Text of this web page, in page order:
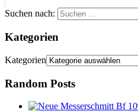
Suchen nach:
Kategorien
Kategorien
Random Posts